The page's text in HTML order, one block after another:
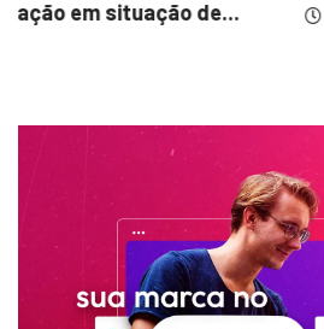
6 de agosto de 2026